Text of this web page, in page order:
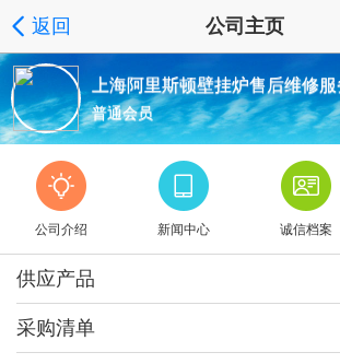
返回 公司主页
上海阿里斯顿壁挂炉售后维修
普通会员
公司介绍 新闻中心 诚信档案
供应产品
采购清单